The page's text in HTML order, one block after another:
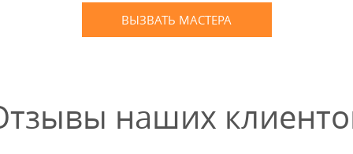
ВЫЗВАТЬ МАСТЕРА
наших